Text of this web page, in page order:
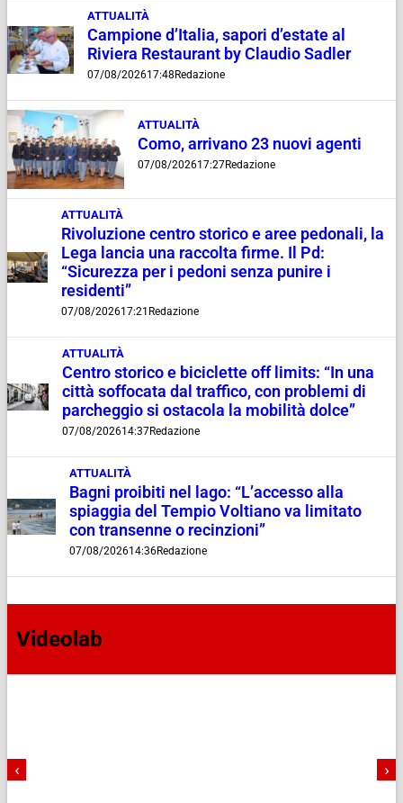
ATTUALITÀ
Campione d’Italia, sapori d’estate al
Riviera Restaurant by Claudio Sadler
07/08/202617:48 Redazione
ATTUALITÀ
Como, arrivano 23 nuovi agenti
07/08/202617:27Redazione
ATTUALITÀ
Rivoluzione centro storico e aree pedonali, la
Lega lancia una raccolta firme. Il Pd:
“Sicurezza per i pedoni senza punire i
residenti”
07/08/202617:21 Redazione
ATTUALITÀ
Centro storico e biciclette off limits: “In una
città soffocata dal traffico, con problemi di
parcheggio si ostacola la mobilità dolce”
07/08/202614:37Redazione
ATTUALITÀ
Bagni proibiti nel lago: “L’accesso alla
spiaggia del Tempio Voltiano va limitato
con transenne o recinzioni”
07/08/202614:36Redazione
Videolab
‹ ›